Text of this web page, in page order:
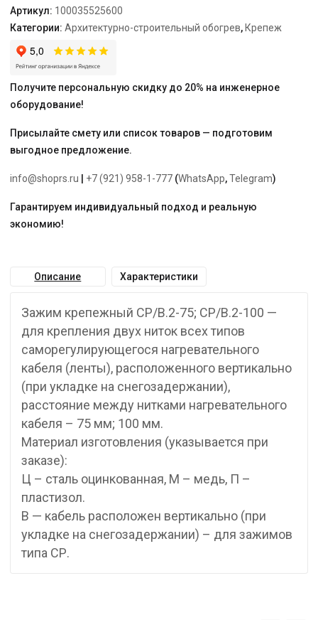
Артикул: 100035525600
Категории: Архитектурно-строительный обогрев, Крепеж
Получите персональную скидку до 20% на инженерное
оборудование!
Присылайте смету или список товаров — подготовим
выгодное предложение.
info@shoprs.ru +7 (921) 958-1-777 (WhatsApp,Telegram)
Гарантируем индивидуальный подход и реальную
экономию!
Описание Характеристики
Зажим крепежный СР/В.2-75; СР/В.2-100 —
для крепления двух ниток всех типов
саморегулирующегося нагревательного
кабеля (ленты), расположенного вертикально
(при укладке на снегозадержании),
расстояние между нитками нагревательного
кабеля – 75 мм; 100 мм.
Материал изготовления (указывается при
заказе):
Ц – сталь оцинкованная, М – медь, П –
пластизол.
В — кабель расположен вертикально (при
укладке на снегозадержании) – для зажимов
типа СР.